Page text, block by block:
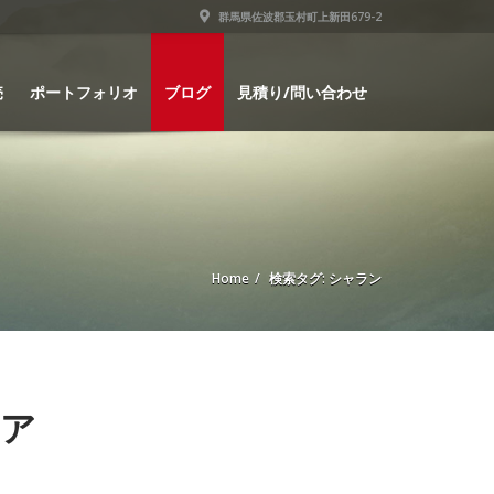
群馬県佐波郡玉村町上新田679-2
ポートフォリオ ブログ 見積り/問い合わせ
Home 検索タグ: シャラン